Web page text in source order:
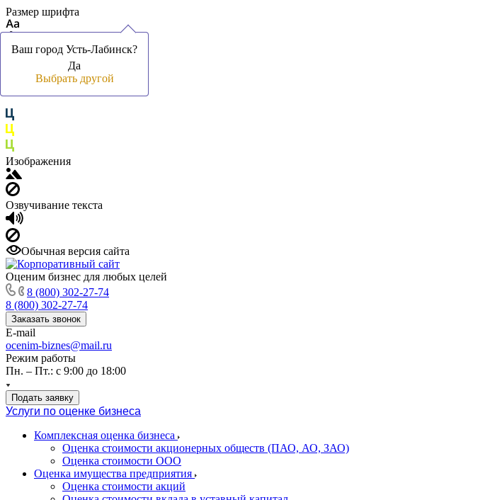
Размер шрифта
Цвет фона и шрифта
Изображения
Озвучивание текста
Обычная версия сайта
Оценим бизнес для любых целей
8 (800) 302-27-74
8 (800) 302-27-74
Заказать звонок
E-mail
ocenim-biznes@mail.ru
Режим работы
Пн. – Пт.: с 9:00 до 18:00
Подать заявку
Услуги по оценке бизнеса
Комплексная оценка бизнеса
Оценка стоимости акционерных обществ (ПАО, АО, ЗАО)
Оценка стоимости ООО
Оценка имущества предприятия
Оценка стоимости акций
Ваш город Усть-Лабинск?
Да
Выбрать другой
Ваш город Усть-Лабинск?
Да
Выбрать другой